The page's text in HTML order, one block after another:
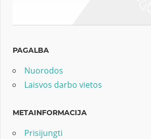
PAGALBA
Nuorodos
Laisvos darbo vietos
METAINFORMACIJA
Prisijungti